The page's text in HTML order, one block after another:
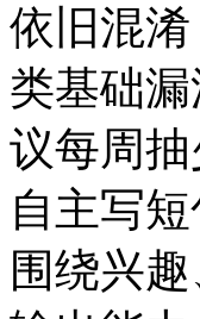
依旧混
类基础
议每周
自主写
围绕兴